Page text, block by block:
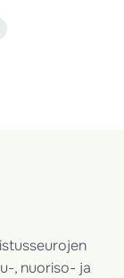
, nuoriso- ja